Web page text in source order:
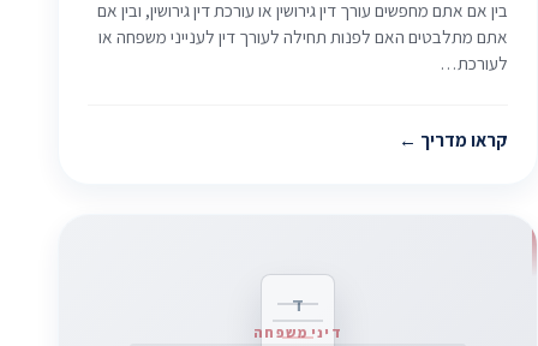
בין אם אתם מחפשים עורך דין גירושין או עורכת דין גירושין, ובין אם
אתם מתלבטים האם לפנות תחילה לעורך דין לענייני משפחה או
לעורכת…
קראו מדריך
ד
דיני משפחה